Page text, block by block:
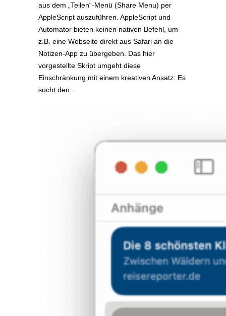
aus dem „Teilen“-Menü (Share Menu) per
AppleScript auszuführen. AppleScript und
Automator bieten keinen nativen Befehl, um
z.B. eine Webseite direkt aus Safari an die
Notizen-App zu übergeben. Das hier
vorgestellte Skript umgeht diese
Einschränkung mit einem kreativen Ansatz: Es
sucht den…